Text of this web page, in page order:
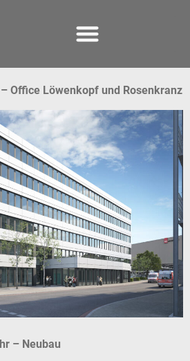
Office Löwenkopf und Rosenkranz
– Neubau